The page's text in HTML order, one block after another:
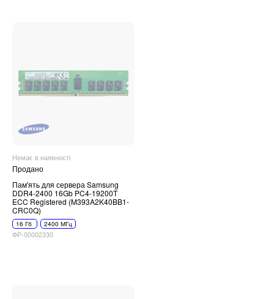
Немає в наявності
Продано
Пам'ять для сервера Samsung
DDR4-2400 16Gb PC4-19200T
ECC Registered (M393A2K40BB1-
CRC0Q)
16 Гб 2400 МГц
ФР-00002330